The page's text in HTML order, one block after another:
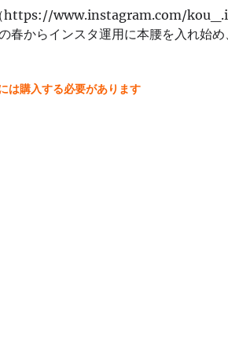
https://www.instagram.com/
らインスタ運用に本腰を入れ始め
は購入する必要があります